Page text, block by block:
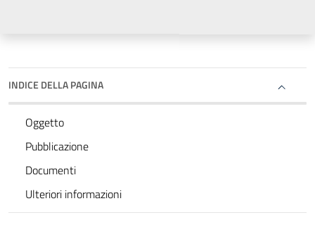
INDICE DELLA PAGINA
Oggetto
Pubblicazione
Documenti
Ulteriori informazioni